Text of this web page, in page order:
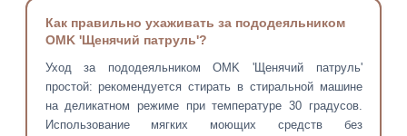
Как правильно ухаживать за пододеяльником
OMK 'Щенячий патруль'?
Уход за пододеяльником OMK 'Щенячий патруль'
простой: рекомендуется стирать в стиральной машине
на деликатном режиме при температуре 30 градусов.
Использование мягких моющих средств без